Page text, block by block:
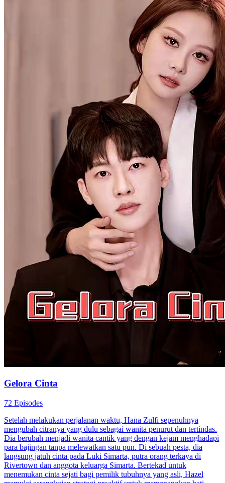
Gelora Cinta
72 Episodes
Setelah melakukan perjalanan waktu, Hana Zulfi sepenuhnya
mengubah citranya yang dulu sebagai wanita penurut dan tertindas.
Dia berubah menjadi wanita cantik yang dengan kejam menghadapi
para bajingan tanpa melewatkan satu pun. Di sebuah pesta, dia
langsung jatuh cinta pada Luki Simarta, putra orang terkaya di
Rivertown dan anggota keluarga Simarta. Bertekad untuk
menemukan cinta sejati bagi pemilik tubuhnya yang asli, Hazel